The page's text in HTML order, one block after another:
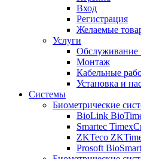
Вход
Регистрация
Желаемые
Услуги
Обслуживание
Монтаж
Кабельные
Установка и
Системы
Биометрические
BioLink
Smartec Timex
ZKTeco
Prosoft BioSmart